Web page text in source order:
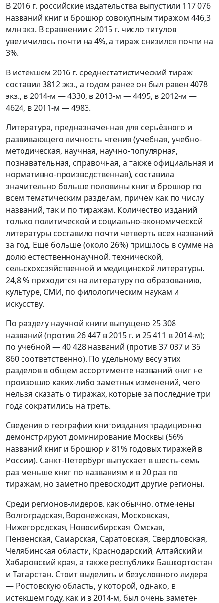
В 2016 г. российские издательства выпустили 117 076
названий книг и брошюр совокупным тиражом 446,3
млн экз. В сравнении с 2015 г. число титулов
увеличилось почти на 4%, а тираж снизился почти на
3%.
В истёкшем 2016 г. среднестатистический тираж
составил 3812 экз., а годом ранее он был равен 4078
экз., в 2014-м — 4330, в 2013-м — 4495, в 2012-м —
4624, в 2011-м — 4983.
Литература, предназначенная для серьёзного и
развивающего личность чтения (учебная, учебно-
методическая, научная, научно-популярная,
познавательная, справочная, а также официальная и
нормативно-производственная), составила
значительно больше половины книг и брошюр по
всем тематическим разделам, причём как по числу
названий, так и по тиражам. Количество изданий
только политической и социально-экономической
литературы составило почти четверть всех названий
за год. Ещё больше (около 26%) пришлось в сумме на
долю естественнонаучной, технической,
сельскохозяйственной и медицинской литературы.
24,8 % приходится на литературу по образованию,
культуре, СМИ, по филологическим наукам и
искусству.
По разделу научной книги выпущено 25 308
названий (против 26 447 в 2015 г. и 25 411 в 2014-м);
по учебной — 40 428 названий (против 37 037 и 36
860 соответственно). По удельному весу этих
разделов в общем ассортименте названий книг не
произошло каких-либо заметных изменений, чего
нельзя сказать о тиражах, которые за последние три
года сократились на треть.
Сведения о географии книгоиздания традиционно
демонстрируют доминирование Москвы (56%
названий книг и брошюр и 81% годовых тиражей в
России). Санкт-Петербург выпускает в шесть-семь
раз меньше книг по названиям и в 20 раз по
тиражам, но заметно превосходит другие регионы.
Среди регионов-лидеров, как обычно, отмечены
Волгоградская, Воронежская, Московская,
Нижегородская, Новосибирская, Омская,
Пензенская, Самарская, Саратовская, Свердловская,
Челябинская области, Краснодарский, Алтайский и
Хабаровский края, а также республики Башкортостан
и Татарстан. Стоит выделить и безусловного лидера
— Ростовскую область, у которой, однако, в
истекшем году, как и в 2014-м, был очень заметен